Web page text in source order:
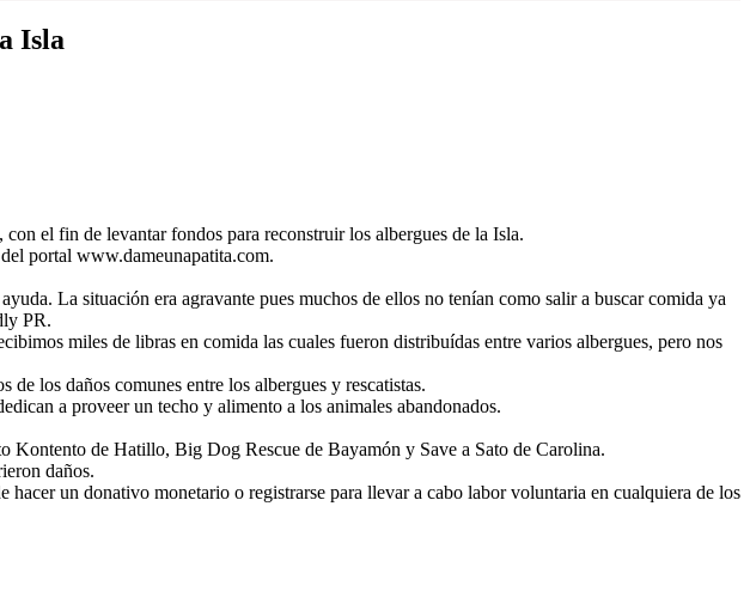
Isla
el fin de levantar fondos para reconstruir los albergues de la Isla.
portal www.dameunapatita.com.
La situación era agravante pues muchos de ellos no tenían como salir a buscar comida ya
PR.
miles de libras en comida las cuales fueron distribuídas entre varios albergues, pero nos
de los daños comunes entre los albergues y rescatistas.
a proveer un techo y alimento a los animales abandonados.
Kontento de Hatillo, Big Dog Rescue de Bayamón y Save a Sato de Carolina.
daños.
un donativo monetario o registrarse para llevar a cabo labor voluntaria en cualquiera de los